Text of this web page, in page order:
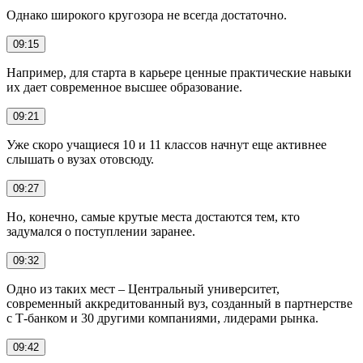
Однако широкого кругозора не всегда достаточно.
09:15
Например, для старта в карьере ценные практические навыки
их дает современное высшее образование.
09:21
Уже скоро учащиеся 10 и 11 классов начнут еще активнее
слышать о вузах отовсюду.
09:27
Но, конечно, самые крутые места достаются тем, кто
задумался о поступлении заранее.
09:32
Одно из таких мест – Центральный университет,
современный аккредитованный вуз, созданный в партнерстве
с Т-банком и 30 другими компаниями, лидерами рынка.
09:42